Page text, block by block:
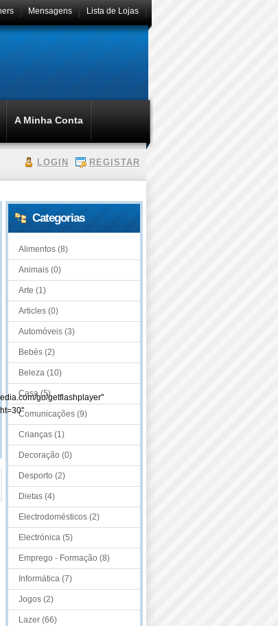
Lista de Lojas
Mensagens
A Minha Conta
LOGIN REGISTAR
go/getflashplayer"
Categorias
Alimentos (8)
Animais (0)
Arte (1)
Articles (0)
Automóveis (3)
Bebés (2)
Beleza (10)
Casa (5)
Comunicações (9)
Crianças (1)
Decoração (0)
Desporto (2)
Dietas (4)
Electrodomésticos (2)
Electrónica (5)
Emprego - Formação (8)
Informática (7)
Jogos (2)
Lazer (66)